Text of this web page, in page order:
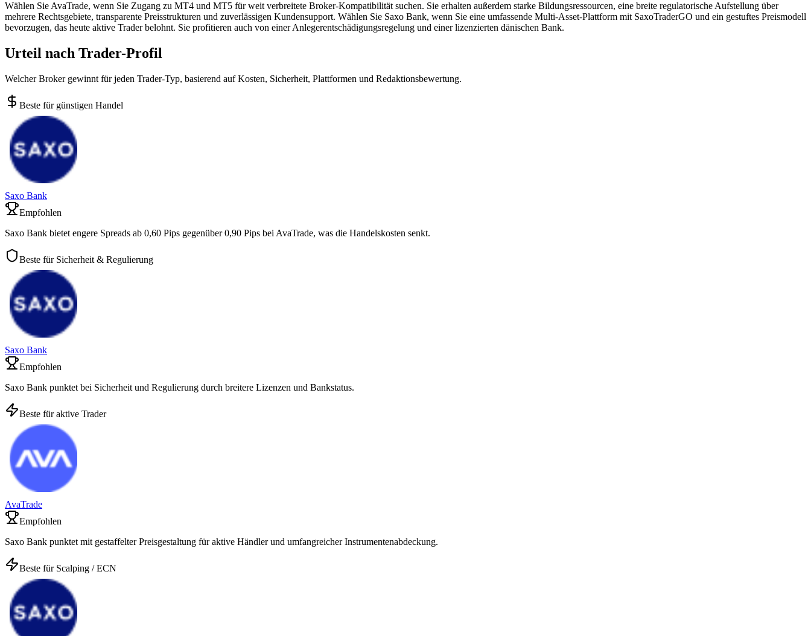
Wählen Sie AvaTrade, wenn Sie Zugang zu MT4 und MT5 für weit verbreitete Broker-Kompatibilität suchen. Sie erhalten außerdem starke Bildungsressourcen, eine breite regulatorische Aufstellung über
mehrere Rechtsgebiete, transparente Preisstrukturen und zuverlässigen Kundensupport. Wählen Sie Saxo Bank, wenn Sie eine umfassende Multi-Asset-Plattform mit SaxoTraderGO und ein gestuftes Preismodell
bevorzugen, das heute aktive Trader belohnt. Sie profitieren auch von einer Anlegerentschädigungsregelung und einer lizenzierten dänischen Bank.
Urteil nach Trader-Profil
Welcher Broker gewinnt für jeden Trader-Typ, basierend auf Kosten, Sicherheit, Plattformen und Redaktionsbewertung.
Beste für günstigen Handel
Saxo Bank
Empfohlen
Saxo Bank bietet engere Spreads ab 0,60 Pips gegenüber 0,90 Pips bei AvaTrade, was die Handelskosten senkt.
Beste für Sicherheit & Regulierung
Saxo Bank
Empfohlen
Saxo Bank punktet bei Sicherheit und Regulierung durch breitere Lizenzen und Bankstatus.
Beste für aktive Trader
AvaTrade
Empfohlen
Saxo Bank punktet mit gestaffelter Preisgestaltung für aktive Händler und umfangreicher Instrumentenabdeckung.
Beste für Scalping / ECN